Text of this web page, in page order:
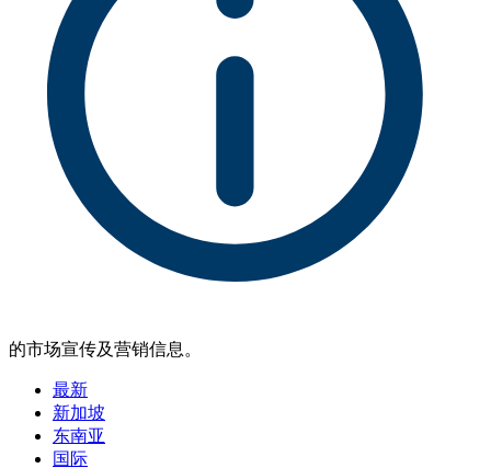
的市场宣传及营销信息。
最新
新加坡
东南亚
国际